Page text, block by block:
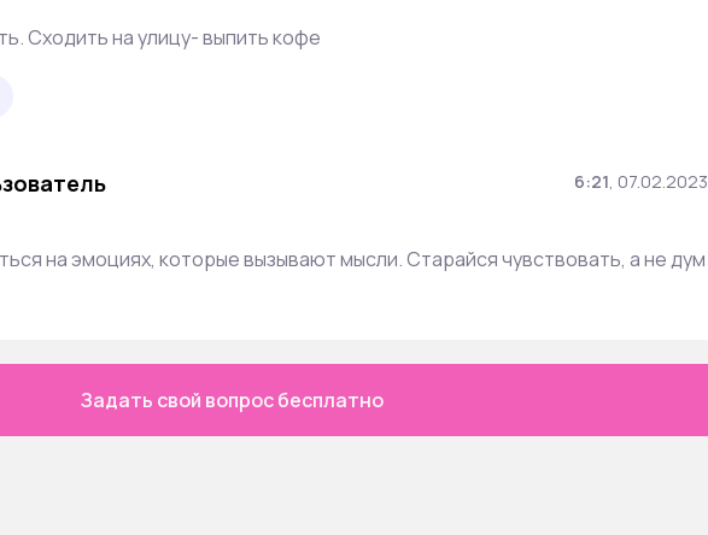
Сходить на улицу- выпить кофе
6:21, 07.02.2023
на эмоциях, которые вызывают мысли. Старайся чувствовать, а не дум
Задать свой вопрос бесплатно